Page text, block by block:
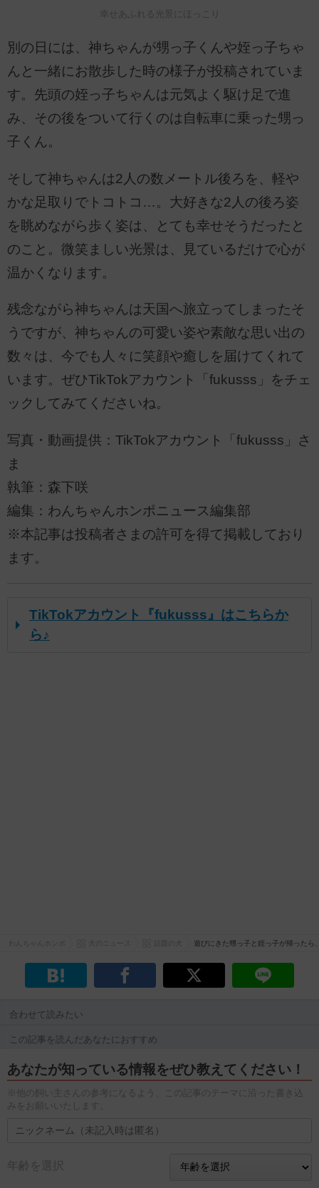
幸せあふれる光景にほっこり
別の日には、神ちゃんが甥っ子くんや姪っ子ちゃ
んと一緒にお散歩した時の様子が投稿されていま
す。先頭の姪っ子ちゃんは元気よく駆け足で進
み、その後をついて行くのは自転車に乗った甥っ
子くん。
そして神ちゃんは2人の数メートル後ろを、軽や
かな足取りでトコトコ…。大好きな2人の後ろ姿
を眺めながら歩く姿は、とても幸せそうだったと
のこと。微笑ましい光景は、見ているだけで心が
温かくなります。
残念ながら神ちゃんは天国へ旅立ってしまったそ
うですが、神ちゃんの可愛い姿や素敵な思い出の
数々は、今でも人々に笑顔や癒しを届けてくれて
います。ぜひTikTokアカウント「fukusss」をチェ
ックしてみてくださいね。
写真・動画提供：TikTokアカウント「fukusss」さ
ま
執筆：森下咲
編集：わんちゃんホンポニュース編集部
※本記事は投稿者さまの許可を得て掲載しており
ます。
TikTokアカウント『fukusss』はこちらか
ら♪
遊びにきた甥っ子と姪っ子が帰った
合わせて読みたい
この記事を読んだあなたにおすすめ
あなたが知っている情報をぜひ教えてください！
※他の飼い主さんの参考になるよう、この記事のテーマに沿った書き込
みをお願いいたします。
年齢を選択